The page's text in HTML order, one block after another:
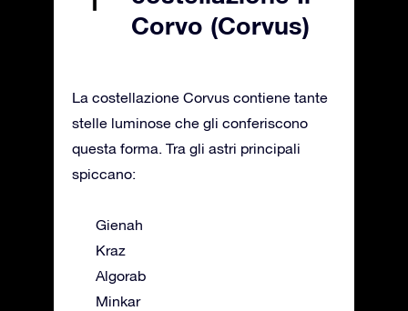
Corvo (Corvus)
La costellazione Corvus contiene tante
stelle luminose che gli conferiscono
questa forma. Tra gli astri principali
spiccano:
Gienah
Kraz
Algorab
Minkar